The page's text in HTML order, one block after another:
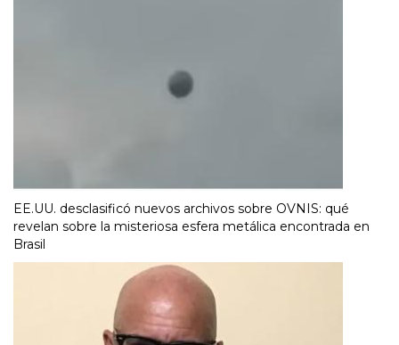
EE.UU. desclasificó nuevos archivos sobre OVNIS: qué
revelan sobre la misteriosa esfera metálica encontrada en
Brasil